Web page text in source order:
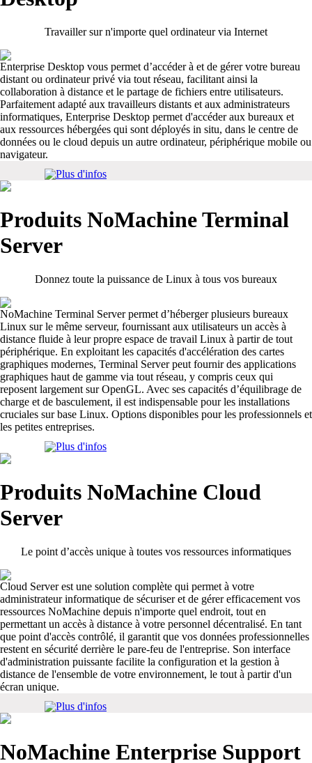
Travailler sur n'importe quel ordinateur via Internet
Enterprise Desktop vous permet d’accéder à et de gérer votre bureau
distant ou ordinateur privé via tout réseau, facilitant ainsi la
collaboration à distance et le partage de fichiers entre utilisateurs.
Parfaitement adapté aux travailleurs distants et aux administrateurs
informatiques, Enterprise Desktop permet d'accéder aux bureaux et
aux ressources hébergées qui sont déployés in situ, dans le centre de
données ou le cloud depuis un autre ordinateur, périphérique mobile ou
navigateur.
Plus d'infos
Produits NoMachine Terminal
Server
Donnez toute la puissance de Linux à tous vos bureaux
NoMachine Terminal Server permet d’héberger plusieurs bureaux
Linux sur le même serveur, fournissant aux utilisateurs un accès à
distance fluide à leur propre espace de travail Linux à partir de tout
périphérique. En exploitant les capacités d'accélération des cartes
graphiques modernes, Terminal Server peut fournir des applications
graphiques haut de gamme via tout réseau, y compris ceux qui
reposent largement sur OpenGL. Avec ses capacités d’équilibrage de
charge et de basculement, il est indispensable pour les installations
cruciales sur base Linux. Options disponibles pour les professionnels et
les petites entreprises.
Plus d'infos
Produits NoMachine Cloud
Server
Le point d’accès unique à toutes vos ressources informatiques
Cloud Server est une solution complète qui permet à votre
administrateur informatique de sécuriser et de gérer efficacement vos
ressources NoMachine depuis n'importe quel endroit, tout en
permettant un accès à distance à votre personnel décentralisé. En tant
que point d'accès contrôlé, il garantit que vos données professionnelles
restent en sécurité derrière le pare-feu de l'entreprise. Son interface
d'administration puissante facilite la configuration et la gestion à
distance de l'ensemble de votre environnement, le tout à partir d'un
écran unique.
Plus d'infos
NoMachine Enterprise Support